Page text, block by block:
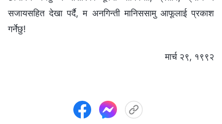
सजायसहित देखा पर्दै, म अनगिन्ती मानिससामु आफूलाई प्रकाश
गर्नेछु!
मार्च २९, १९९२